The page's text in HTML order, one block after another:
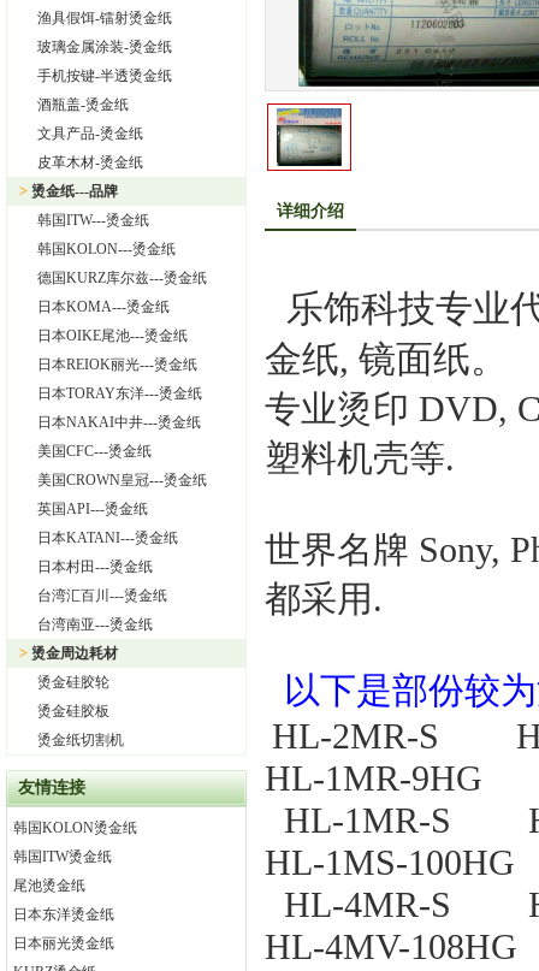
渔具假饵-镭射烫金纸
玻璃金属涂装-烫金纸
手机按键-半透烫金纸
酒瓶盖-烫金纸
文具产品-烫金纸
皮革木材-烫金纸
> 烫金纸---品牌
韩国ITW---烫金纸
韩国KOLON---烫金纸
德国KURZ库尔兹---烫金纸
日本KOMA---烫金纸
日本OIKE尾池---烫金纸
日本REIOK丽光---烫金纸
日本TORAY东洋---烫金纸
日本NAKAI中井---烫金纸
美国CFC---烫金纸
美国CROWN皇冠---烫金纸
英国API---烫金纸
日本KATANI---烫金纸
日本村田---烫金纸
台湾汇百川---烫金纸
台湾南亚---烫金纸
> 烫金周边耗材
烫金硅胶轮
烫金硅胶板
烫金纸切割机
友情连接
韩国KOLON烫金纸
韩国ITW烫金纸
尾池烫金纸
日本东洋烫金纸
日本丽光烫金纸
详细介绍
乐饰科技专业
金纸, 镜面纸。
专业烫印 DVD,
塑料机壳等.
世界名牌 Sony,
都采用.
以下是部份较
HL-2MR-S
HL-1MR-
HL-1MR-S
HL-1MS-
HL-4MR-S
HL-4MV-